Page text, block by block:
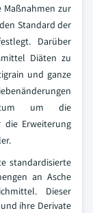
Maßnahmen zur
Standard der
Darüber
Diäten zu
und ganze
um die
die Erweiterung
standardisierte
an Asche
Dieser
ihre Derivate